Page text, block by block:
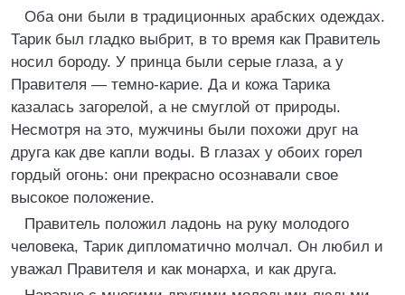
Оба они были в традиционных арабских одеждах.
Тарик был гладко выбрит, в то время как Правитель
носил бороду. У принца были серые глаза, а у
Правителя — темно-карие. Да и кожа Тарика
казалась загорелой, а не смуглой от природы.
Несмотря на это, мужчины были похожи друг на
друга как две капли воды. В глазах у обоих горел
гордый огонь: они прекрасно осознавали свое
высокое положение.
Правитель положил ладонь на руку молодого
человека, Тарик дипломатично молчал. Он любил и
уважал Правителя и как монарха, и как друга.